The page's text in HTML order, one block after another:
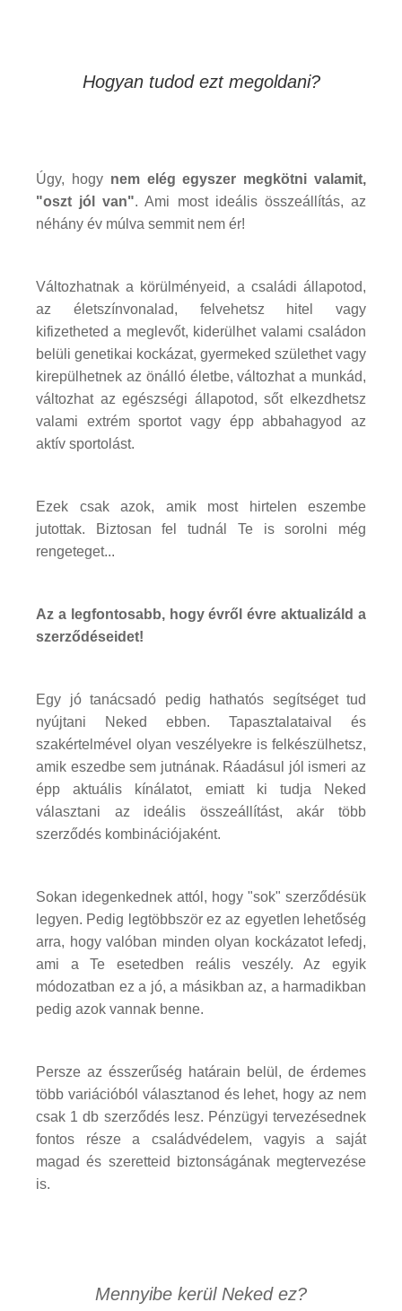
Hogyan tudod ezt megoldani?
Úgy, hogy nem elég egyszer megkötni valamit,
"oszt jól van". Ami most ideális összeállítás, az
néhány év múlva semmit nem ér!
Változhatnak a körülményeid, a családi állapotod,
az életszínvonalad, felvehetsz hitel vagy
kifizetheted a meglevőt, kiderülhet valami családon
belüli genetikai kockázat, gyermeked születhet vagy
kirepülhetnek az önálló életbe, változhat a munkád,
változhat az egészségi állapotod, sőt elkezdhetsz
valami extrém sportot vagy épp abbahagyod az
aktív sportolást.
Ezek csak azok, amik most hirtelen eszembe
jutottak. Biztosan fel tudnál Te is sorolni még
rengeteget...
Az a legfontosabb, hogy évről évre aktualizáld a
szerződéseidet!
Egy jó tanácsadó pedig hathatós segítséget tud
nyújtani Neked ebben. Tapasztalataival és
szakértelmével olyan veszélyekre is felkészülhetsz,
amik eszedbe sem jutnának. Ráadásul jól ismeri az
épp aktuális kínálatot, emiatt ki tudja Neked
választani az ideális összeállítást, akár több
szerződés kombinációjaként.
Sokan idegenkednek attól, hogy "sok" szerződésük
legyen. Pedig legtöbbször ez az egyetlen lehetőség
arra, hogy valóban minden olyan kockázatot lefedj,
ami a Te esetedben reális veszély. Az egyik
módozatban ez a jó, a másikban az, a harmadikban
pedig azok vannak benne.
Persze az ésszerűség határain belül, de érdemes
több variációból választanod és lehet, hogy az nem
csak 1 db szerződés lesz. Pénzügyi tervezésednek
fontos része a családvédelem, vagyis a saját
magad és szeretteid biztonságának megtervezése
is.
Mennyibe kerül Neked ez?